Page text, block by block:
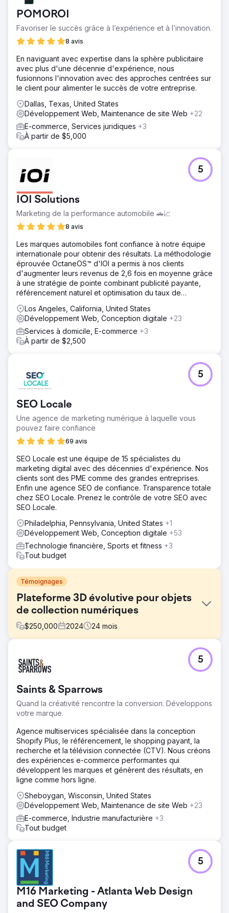
POMOROI
Favoriser le succès grâce à l’expérience et à l’innovation.
8 avis
En naviguant avec expertise dans la sphère publicitaire
avec plus d'une décennie d'expérience, nous
fusionnons l'innovation avec des approches centrées sur
le client pour alimenter le succès de votre entreprise.
Dallas, Texas, United States
Développement Web, Maintenance de site Web +22
E-commerce, Services juridiques +3
À partir de $5,000
IOI Solutions
Marketing de la performance automobile 🚗📈
8 avis
5
Les marques automobiles font confiance à notre équipe
internationale pour obtenir des résultats. La méthodologie
éprouvée OctaneOS™ d'IOI a permis à nos clients
d'augmenter leurs revenus de 2,6 fois en moyenne grâce
à une stratégie de pointe combinant publicité payante,
référencement naturel et optimisation du taux de
Los Angeles, California, United States
Développement Web, Conception digitale +23
Services à domicile, E-commerce +3
À partir de $2,500
SEO Locale
Une agence de marketing numérique à laquelle vous
pouvez faire confiance
69 avis
5
SEO Locale est une équipe de 15 spécialistes du
marketing digital avec des décennies d'expérience. Nos
clients sont des PME comme des grandes entreprises.
Enfin une agence SEO de confiance. Transparence totale
chez SEO Locale. Prenez le contrôle de votre SEO avec
SEO Locale.
Philadelphia, Pennsylvania, United States +1
Développement Web, Conception digitale +53
Technologie financière, Sports et fitness +3
Tout budget
Témoignages
Plateforme 3D évolutive pour objets
de collection numériques
$250,000 2024 24 mois
Notre client avait besoin d'une plateforme personnalisée
pour lancer et gérer sa gamme d'objets de collection
capable de se connecter à des événements blockchain,
de diffuser du contenu 3D et de mobiliser une base de
fans croissante.
Solution
Nous avons conçu et développé une application de
bureau 3D personnalisée basée sur Unity et un système
back-end qui surveille l'activité de la blockchain. La
plateforme permet aux utilisateurs d'explorer les objets
de collection, de suivre leur propriété et de se connecter
via un système de portefeuille sécurisé.
Résultat
La plateforme a été lancée avec succès et compte
désormais plus de 2 000 abonnés. Elle alimente
désormais un écosystème numérique en pleine
expériences 3D immersives, une synchronisation
blockchain en temps réel et une livraison fluide des
objets de collection.
Vers la page de l'agence
Saints & Sparrows
Quand la créativité rencontre la conversion. Développons
votre marque.
5
Agence multiservices spécialisée dans la conception
Shopify Plus, le référencement, le shopping payant, la
recherche et la télévision connectée (CTV). Nous créons
des expériences e-commerce performantes qui
développent les marques et génèrent des résultats, en
ligne comme hors ligne.
Sheboygan, Wisconsin, United States
Développement Web, Maintenance de site Web +23
E-commerce, Industrie manufacturière +3
Tout budget
M16 Marketing - Atlanta Web Design
and SEO Company
5